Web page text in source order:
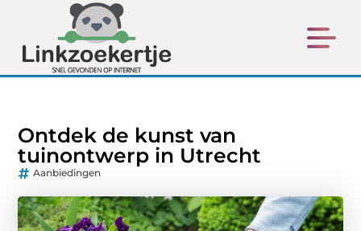
Ontdek de kunst van
tuinontwerp in Utrecht
Aanbiedingen